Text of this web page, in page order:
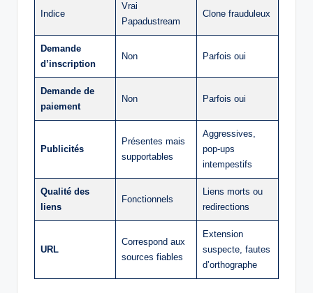
Indice
Vrai
Papadustream
Clone frauduleux
Demande
d’inscription
Non Parfois oui
Demande de
paiement
Non Parfois oui
Publicités
Présentes mais
supportables
Aggressives,
pop-ups
intempestifs
Qualité des
liens
Fonctionnels
Liens morts ou
redirections
URL
Correspond aux
sources fiables
Extension
suspecte, fautes
d’orthographe